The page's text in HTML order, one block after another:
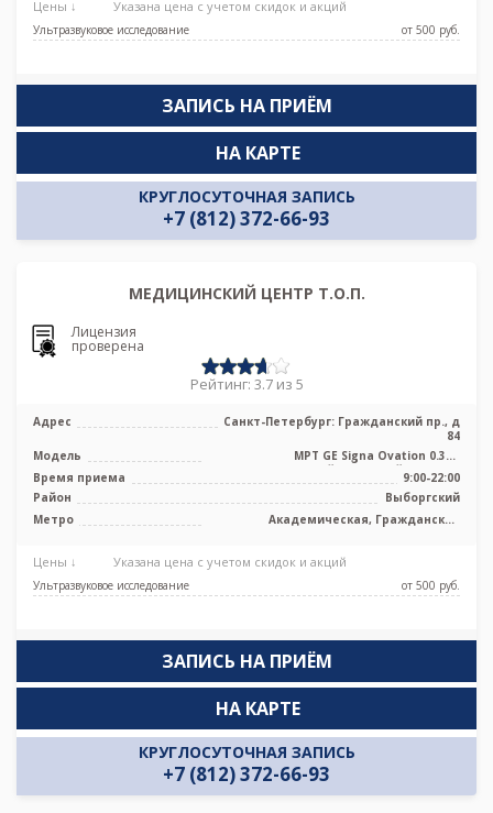
Цены ↓ Указана цена с учетом скидок и акций
Ультразвуковое исследование от 500 pуб.
ЗАПИСЬ НА ПРИЁМ
КРУГЛОСУТОЧНАЯ ЗАПИСЬ
+7 (812) 372-66-93
НА КАРТЕ
МЕДИЦИНСКИЙ ЦЕНТР Т.О.П.
Лицензия
проверена
Рейтинг: 3.7 из 5
Адрес
Санкт-Петербург: Гражданский пр., д
84
Модель
МРТ GЕ Signa Ovation 0.35T
среднепольный открытый тип, УЗИ
Время приема
9:00-22:00
Район
Выборгский
Метро
Академическая, Гражданский
Проспект Просвещения, Удельная
Цены ↓ Указана цена с учетом скидок и акций
Ультразвуковое исследование от 500 pуб.
ЗАПИСЬ НА ПРИЁМ
КРУГЛОСУТОЧНАЯ ЗАПИСЬ
+7 (812) 372-66-93
НА КАРТЕ